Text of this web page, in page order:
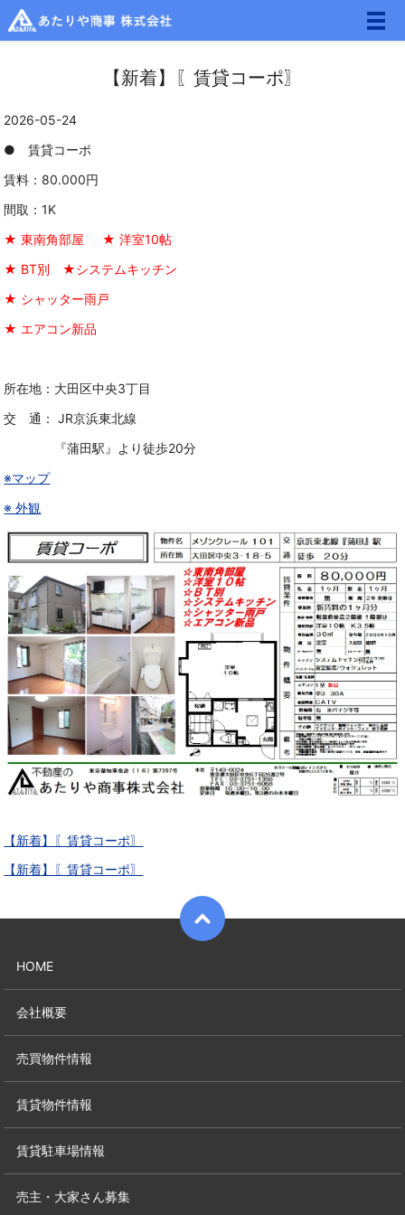
メ
【新着】〖賃貸コーポ〗
2026-05-24
● 賃貸コーポ
賃料：80.000円
間取：1K
★ 東南角部屋 ★ 洋室10帖
★ BT別 ★システムキッチン
★ シャッター雨戸
★ エアコン新品
所在地：大田区中央3丁目
交 通： JR京浜東北線
『蒲田駅』より徒歩20分
※マップ
※ 外観
【新着】〖賃貸コーポ〗
【新着】〖賃貸コーポ〗
HOME
会社概要
売買物件情報
賃貸物件情報
賃貸駐車場情報
売主・大家さん募集